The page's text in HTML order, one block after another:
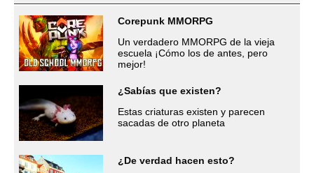
Corepunk MMORPG
Un verdadero MMORPG de la vieja
escuela ¡Cómo los de antes, pero
mejor!
¿Sabías que existen?
Estas criaturas existen y parecen
sacadas de otro planeta
¿De verdad hacen esto?